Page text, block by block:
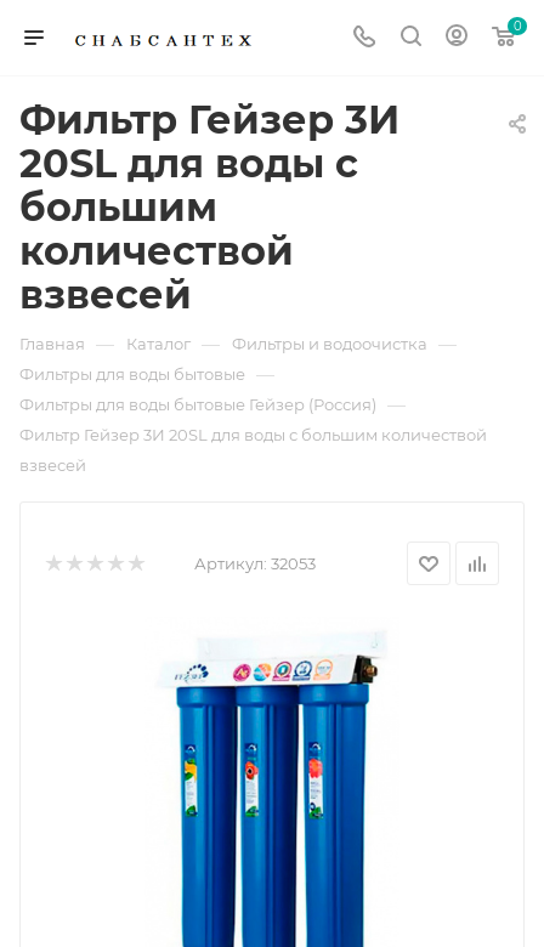
0
Фильтр Гейзер 3И
20SL для воды с
большим
количествой
взвесей
Главная — Каталог — Фильтры и водоочистка —
Фильтры для воды бытовые —
Фильтры для воды бытовые Гейзер (Россия) —
Фильтр Гейзер 3И 20SL для воды с большим количествой
взвесей
Артикул: 32053